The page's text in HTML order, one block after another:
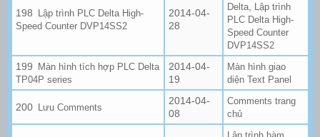
Lập trình PLC Delta High-
Speed Counter DVP14SS2
2014-04-
28
Delta
Lập trình
PLC Delta High-
Speed Counter
DVP14SS2
Màn hình tích hợp PLC Delta
TP04P series
2014-04-
19
Màn hình giao
diện Text Panel
Lưu Comments
2014-04-
08
Comments trang
chủ